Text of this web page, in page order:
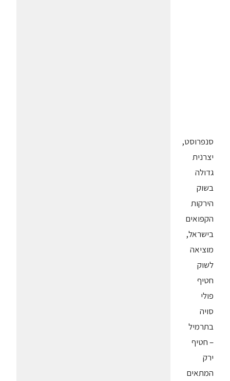
סנפרוסט,
יצרנית
גדולה
בשוק
הירקות
הקפואים
בישראל,
מוציאה
לשוק
חטיף
פולי
סויה
בתרמיל
– חטיף
ירק
המתאים